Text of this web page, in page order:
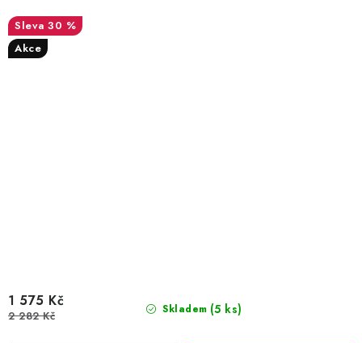
30 %
Akce
Skladem (5 ks)
1 575 Kč
2 282 Kč